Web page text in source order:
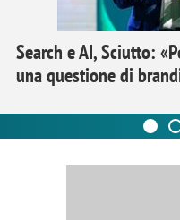
Search e AI, Sciutto:
una questione di